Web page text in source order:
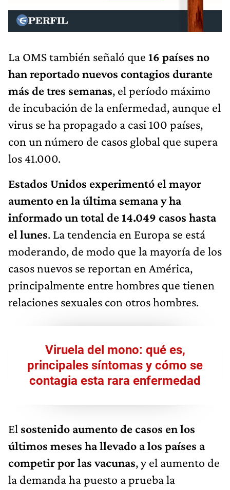
La OMS también señaló que 16 países no
han reportado nuevos contagios durante
más de tres semanas, el período máximo
de incubación de la enfermedad, aunque el
virus se ha propagado a casi 100 países,
con un número de casos global que supera
los 41.000.
Estados Unidos experimentó el mayor
aumento en la última semana y ha
informado un total de 14.049 casos hasta
el lunes. La tendencia en Europa se está
moderando, de modo que la mayoría de los
casos nuevos se reportan en América,
principalmente entre hombres que tienen
relaciones sexuales con otros hombres.
Viruela del mono: qué es,
principales síntomas y cómo se
contagia esta rara enfermedad
El sostenido aumento de casos en los
últimos meses ha llevado a los países a
competir por las vacunas, y el aumento de
la demanda ha puesto a prueba la